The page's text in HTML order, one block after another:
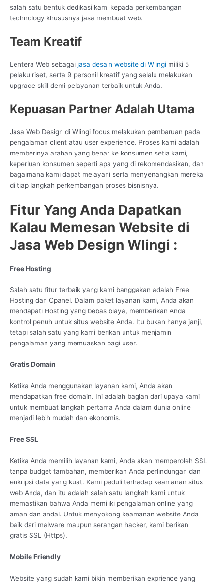
salah satu bentuk dedikasi kami kepada perkembangan
technology khususnya jasa membuat web.
Team Kreatif
Lentera Web sebagai jasa desain website di Wlingi miliki 5
pelaku riset, serta 9 personil kreatif yang selalu melakukan
upgrade skill demi pelayanan terbaik untuk Anda.
Kepuasan Partner Adalah Utama
Jasa Web Design di Wlingi focus melakukan pembaruan pada
pengalaman client atau user experience. Proses kami adalah
memberinya arahan yang benar ke konsumen setia kami,
keperluan konsumen seperti apa yang di rekomendasikan, dan
bagaimana kami dapat melayani serta menyenangkan mereka
di tiap langkah perkembangan proses bisnisnya.
Fitur Yang Anda Dapatkan
Kalau Memesan Website di
Jasa Web Design Wlingi :
Free Hosting
Salah satu fitur terbaik yang kami banggakan adalah Free
Hosting dan Cpanel. Dalam paket layanan kami, Anda akan
mendapati Hosting yang bebas biaya, memberikan Anda
kontrol penuh untuk situs website Anda. Itu bukan hanya janji,
tetapi salah satu yang kami berikan untuk menjamin
pengalaman yang memuaskan bagi user.
Gratis Domain
Ketika Anda menggunakan layanan kami, Anda akan
mendapatkan free domain. Ini adalah bagian dari upaya kami
untuk membuat langkah pertama Anda dalam dunia online
menjadi lebih mudah dan ekonomis.
Free SSL
Ketika Anda memilih layanan kami, Anda akan memperoleh SSL
tanpa budget tambahan, memberikan Anda perlindungan dan
enkripsi data yang kuat. Kami peduli terhadap keamanan situs
web Anda, dan itu adalah salah satu langkah kami untuk
memastikan bahwa Anda memiliki pengalaman online yang
aman dan andal. Untuk menyokong keamanan website Anda
baik dari malware maupun serangan hacker, kami berikan
gratis SSL (Https).
Mobile Friendly
Website yang sudah kami bikin memberikan exprience yang